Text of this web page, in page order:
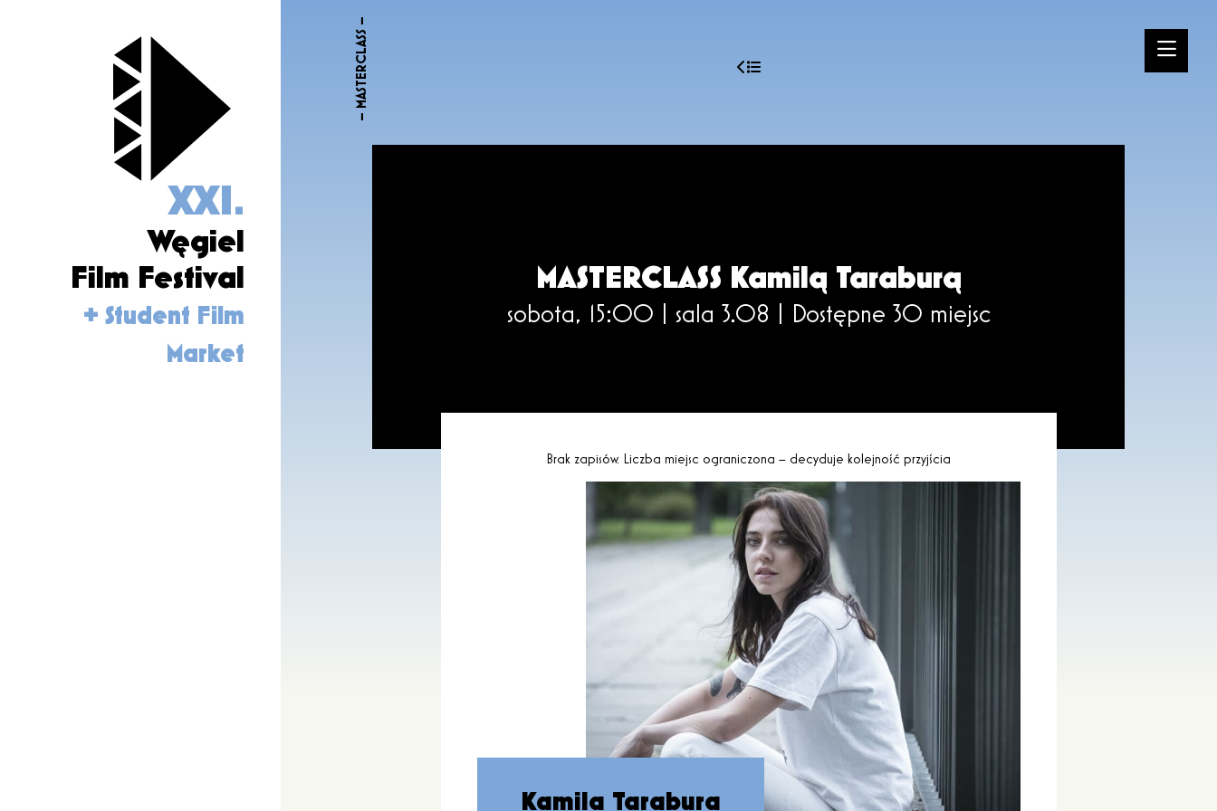
XXI.
Węgiel
Film Festival
+ Student Film
Market
– MASTERCLASS –
MASTERCLASS Kamilą Taraburą
sobota, 15:00 | sala 3.08 | Dostępne 30 miejsc
Brak zapisów. Liczba miejsc ograniczona – decyduje kolejność przyjścia
Kamila Tarabura